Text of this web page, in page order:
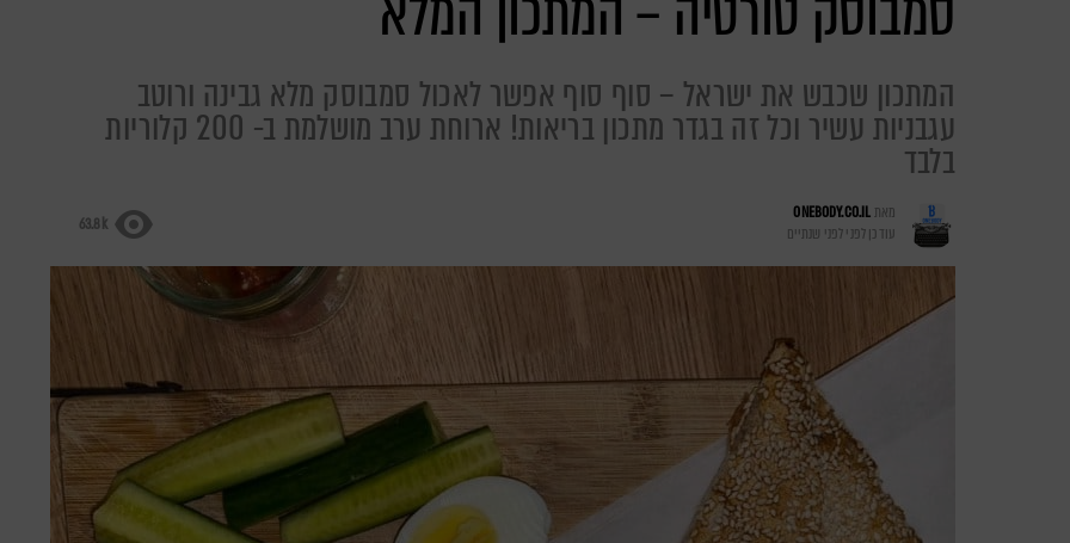
המתכון שכבש את ישראל – סוף סוף אפשר לאכול סמבוסק מלא גבינה ורוטב
עגבניות עשיר וכל זה בגדר מתכון בריאות! ארוחת ערב מושלמת ב- 200 קלוריות
בלבד
מאתONEBODY.CO.IL
עודכן לפנילפני שנתיים 63.8k